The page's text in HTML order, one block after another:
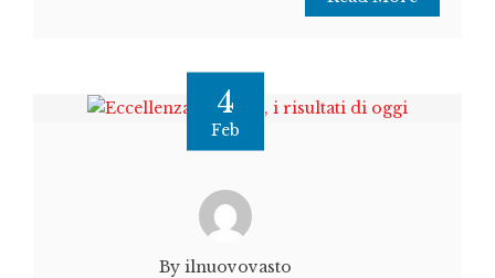
4
Feb
By ilnuovovasto